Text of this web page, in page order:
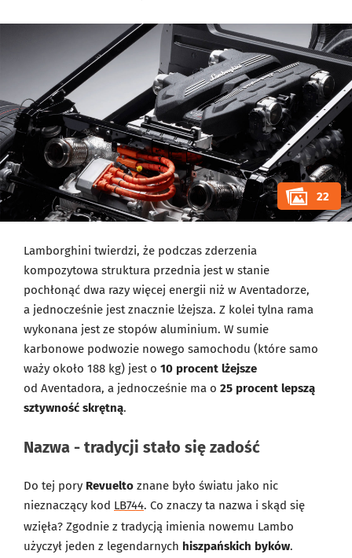
22
Lamborghini twierdzi, że podczas zderzenia
kompozytowa struktura przednia jest w stanie
pochłonąć dwa razy więcej energii niż w Aventadorze,
a jednocześnie jest znacznie lżejsza. Z kolei tylna rama
wykonana jest ze stopów aluminium. W sumie
karbonowe podwozie nowego samochodu (które samo
waży około 188 kg) jest o 10 procent lżejsze
od Aventadora, a jednocześnie ma o 25 procent lepszą
sztywność skrętną.
Nazwa - tradycji stało się zadość
Do tej pory Revuelto znane było światu jako nic
nieznaczący kod LB744. Co znaczy ta nazwa i skąd się
wzięła? Zgodnie z tradycją imienia nowemu Lambo
użyczył jeden z legendarnych hiszpańskich byków.